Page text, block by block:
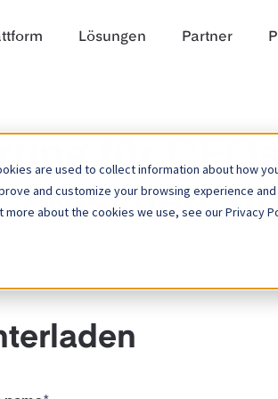
are used to collect information about how
and customize your browsing experience
about the cookies we use, see our Privacy
Lösungen Partner
für
zwischen